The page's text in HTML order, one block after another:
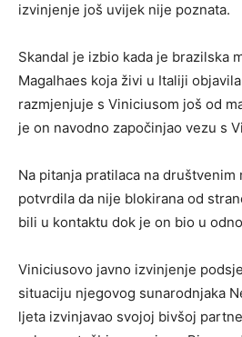
izvinjenje još uvijek nije poznata.
Skandal je izbio kada je brazilska
Magalhaes koja živi u Italiji
razmjenjuje s Viniciusom još od
je on navodno započinjao vezu s
Na pitanja pratilaca na društvenim
potvrdila da nije blokirana od
bili u kontaktu dok je on bio u
Viniciusovo javno izvinjenje
situaciju njegovog sunarodnjaka
ljeta izvinjavao svojoj bivšoj